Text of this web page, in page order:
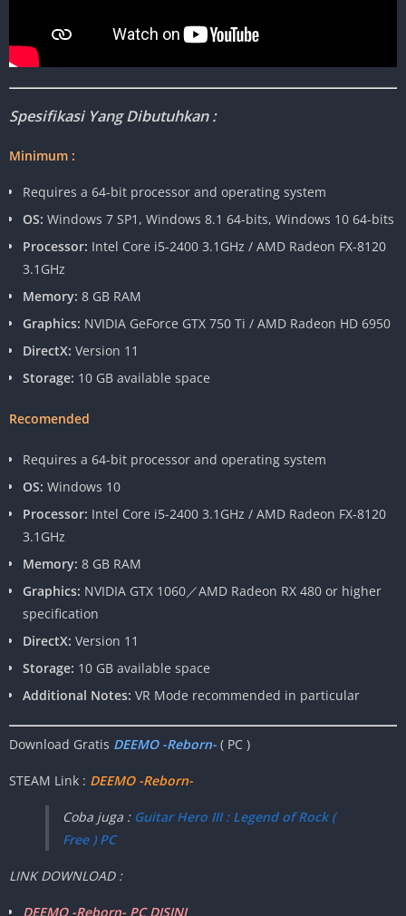
Spesifikasi Yang Dibutuhkan :
Minimum :
Requires a 64-bit processor and operating system
OS: Windows 7 SP1, Windows 8.1 64-bits, Windows 10 64-bits
Processor: Intel Core i5-2400 3.1GHz / AMD Radeon FX-8120
3.1GHz
Memory: 8 GB RAM
Graphics: NVIDIA GeForce GTX 750 Ti / AMD Radeon HD 6950
DirectX: Version 11
Storage: 10 GB available space
Recomended
Requires a 64-bit processor and operating system
OS: Windows 10
Processor: Intel Core i5-2400 3.1GHz / AMD Radeon FX-8120
3.1GHz
Memory: 8 GB RAM
Graphics: NVIDIA GTX 1060／AMD Radeon RX 480 or higher
specification
DirectX: Version 11
Storage: 10 GB available space
Additional Notes: VR Mode recommended in particular
Download Gratis DEEMO -Reborn- ( PC )
STEAM Link : DEEMO -Reborn-
Coba juga : Guitar Hero III : Legend of Rock (
Free ) PC
LINK DOWNLOAD :
DEEMO -Reborn- PC DISINI